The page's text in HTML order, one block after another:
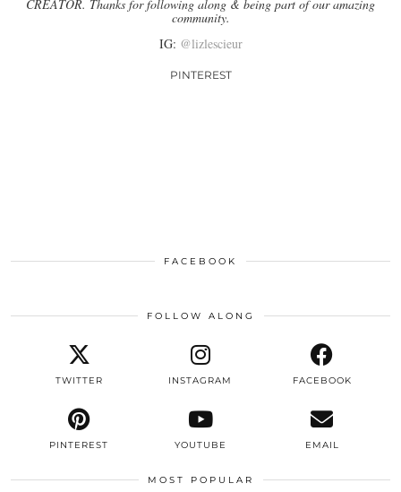
CREATOR. Thanks for following along & being part of our amazing
community.
IG: @lizlescieur
PINTEREST
FACEBOOK
FOLLOW ALONG
TWITTER INSTAGRAM FACEBOOK
PINTEREST YOUTUBE EMAIL
MOST POPULAR